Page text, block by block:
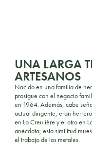
UNA LARGA
ARTESANOS
Nacido en una familia de
prosigue con el negocio
en 1964. Además, cabe
actual dirigente, eran
en La Creulière y el otro en
anécdota, esta similitud
el trabajo de los metales.